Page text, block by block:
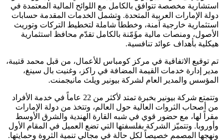
استشارية مخصصة تتوافق بالكامل مع اللوائح المالية المعتمدة في
دولة الإمارات العربية المتحدة. وتشمل الخدمات المقدمة حسابات
استثمارية خارجية آمنة، وخططاً شاملة لتخطيط التركات وتوريث
الأصول، ومنصات مالية مؤَمّنة بالكامل تقدّم محافظ استثمارية
هيكلية بأهداف عوائد تنافسية.
تم توقيع الاتفاقية في مركز كومباس للأعمال، من قبل محمد قتيبة،
مدير إدارة خدمات القيمة المضافة في راكز، وغنيت بال سينغ،
المؤسس والمدير العام لشركة بيونير ويلث مانيجمنت.
وتتمتع شركة بيونير بخبرة تمتد لأكثر من 22 عاماً في خدمة الأفراد
من أصحاب الثروات العالية حول العالم، وتتخذ من دولة الإمارات
مقراً لها، مع حضور قوي في شبه القارة الهندية والشرق الأوسط
وأوروبا. وتتميّز الشركة بفلسفتها التي تضع العميل في المقام الأول
ونهجها المصمم خصيصاً لكل حالة في مجالي تنمية الثروة وحمايتها.